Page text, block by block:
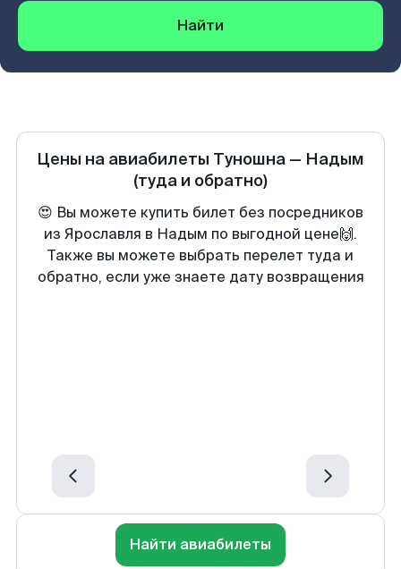
Найти
Цены на авиабилеты Туношна — Надым
(туда и обратно)
😍 Вы можете купить билет без посредников
из Ярославля в Надым по выгодной цене🙌.
Также вы можете выбрать перелет туда и
обратно, если уже знаете дату возвращения
Найти авиабилеты